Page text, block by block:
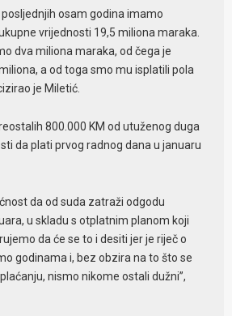
osam godina imamo
vrijednosti 19,5 miliona maraka.
dva miliona maraka, od čega je
a od toga smo mu isplatili pola
je Miletić.
800.000 KM od utuženog duga
da plati prvog radnog dana u januaru
da od suda zatraži odgodu
u skladu s otplatnim planom koji
da će se to i desiti jer je riječ o
godinama i, bez obzira na to što se
nismo nikome ostali dužni”,